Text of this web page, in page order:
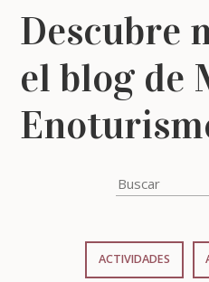
Descubre
el blog de
ACTIVIDADES